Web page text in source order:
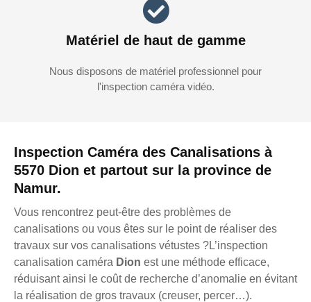
Inspection Caméra des Canalisations à
5570 Dion et partout sur la province de
Namur.
Vous rencontrez peut-être des problèmes de
canalisations ou vous êtes sur le point de réaliser des
travaux sur vos canalisations vétustes ?L’inspection
canalisation caméra Dion est une méthode efficace,
réduisant ainsi le coût de recherche d’anomalie en évitant
la réalisation de gros travaux (creuser, percer…).
Matériel de haut de gamme
Nous disposons de matériel professionnel pour
l'inspection caméra vidéo.